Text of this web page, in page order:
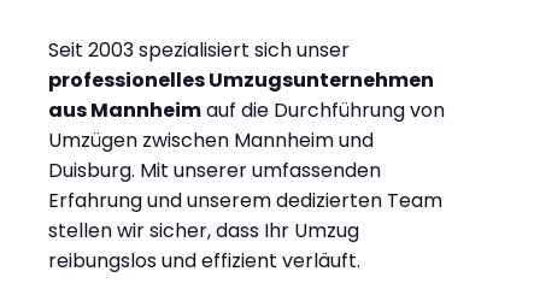
Seit 2003 spezialisiert sich unser
professionelles Umzugsunternehmen
aus Mannheimauf die Durchführung von
Umzügen zwischen Mannheim und
Duisburg. Mit unserer umfassenden
Erfahrung und unserem dedizierten Team
stellen wir sicher, dass Ihr Umzug
reibungslos und effizient verläuft.